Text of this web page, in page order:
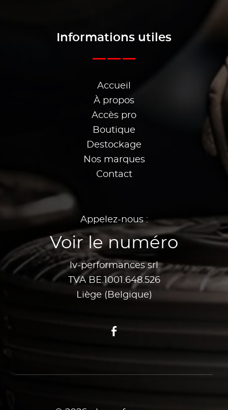
Informations utiles
Accueil
À propos
Accès pro
Boutique
Destockage
Nos marques
Contact
Appelez-nous :
Voir le numéro
lv-performances srl
TVA BE.1001.648.526
Liège (Belgique)